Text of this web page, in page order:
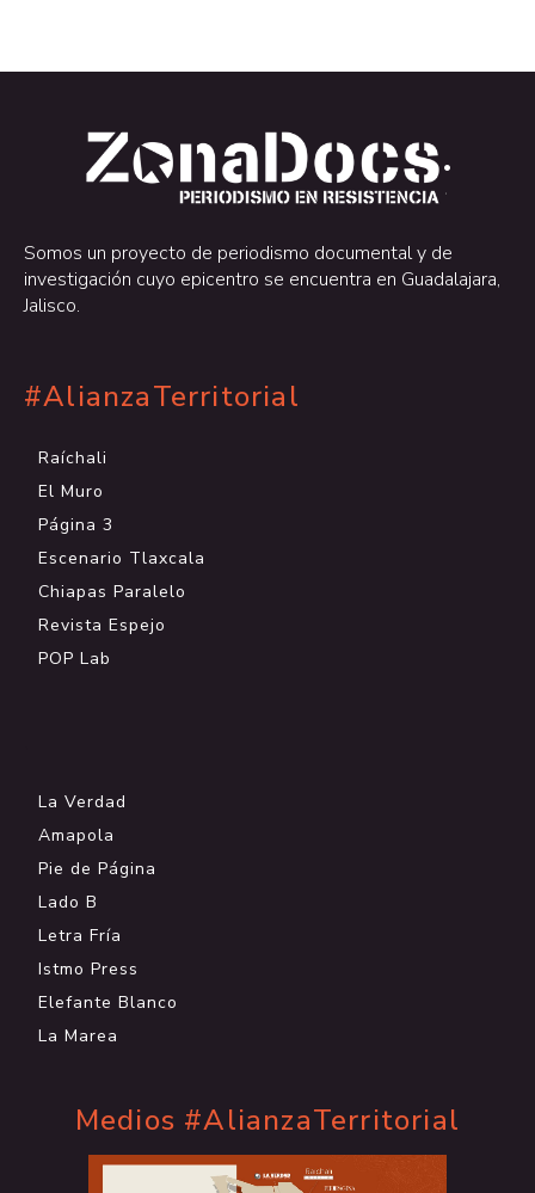
.
.
Somos un proyecto de periodismo documental y de
investigación cuyo epicentro se encuentra en Guadalajara,
Jalisco.
#AlianzaTerritorial
Raíchali
El Muro
Página 3
Escenario Tlaxcala
Chiapas Paralelo
Revista Espejo
POP Lab
La Verdad
Amapola
Pie de Página
Lado B
Letra Fría
Istmo Press
Elefante Blanco
La Marea
Medios #AlianzaTerritorial